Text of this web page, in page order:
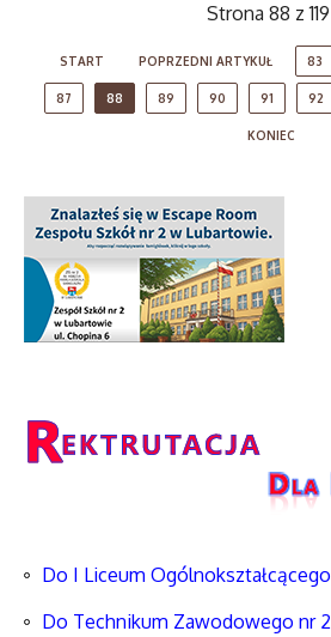
Strona 88 z 119
START POPRZEDNI ARTYKUŁ 83
87 88 89 90 91 92
KONIEC
Do I Liceum Ogólnokształcącego
Do Technikum Zawodowego nr 2